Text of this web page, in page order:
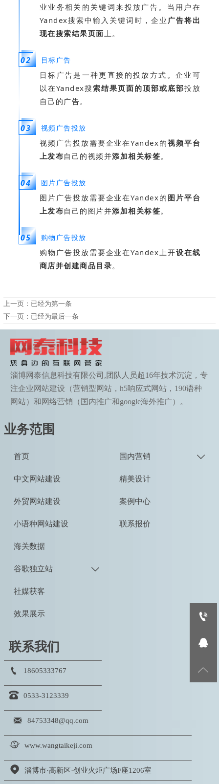
业业务相关的关键词来投放广告。当用户在
Yandex搜索中输入关键词时，企业 广告将出
现在搜索结果页面 上。
02 目标广告
目标广告是一种更直接的投放方式。企业可
以在Yandex搜索结果页面的顶部或底部投放
自己的广告。
03 视频广告投放
视频广告投放需要企业在Yandex的视频平台
上发布自己的视频并添加相关标签。
04 图片广告投放
图片广告投放需要企业在Yandex的 图片平台
上发布自己的图片并添加相关标签。
05 购物广告投放
购物广告投放需要企业在Yandex上开设在线
商店并创建商品目录。
上一页：已经为第一条
下一页：已经为最后一条
淄博网泰信息科技有限公司,团队人员超16年技术沉淀，专
注企业网站建设（营销型网站，h5响应式网站，190语种
网站）和网络营销（国内推广和google海外推广）。
业务范围
首页
中文网站建设
外贸网站建设
小语种网站建设
海关数据
谷歌独立站 
社媒获客
效果展示
国内营销 
精美设计
案例中心
联系报价
联系我们
 18605333767
 0533-3123339
 84753348@qq.com
 www.wangtaikeji.com
 淄博市·高新区·创业火炬广场F座1206室


